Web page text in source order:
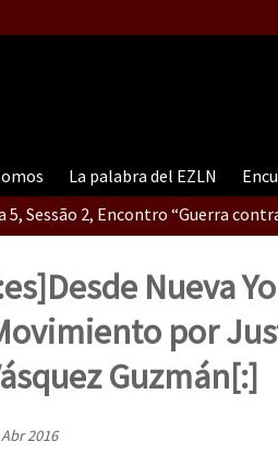
La palabra del EZLN
5, Sessão 2, Encontro “Guerra
5, sessão 1, do Encontro “Guerra
4 – Encontro “Guerra contra a
Nueva
por
Guzmán[:]
2016